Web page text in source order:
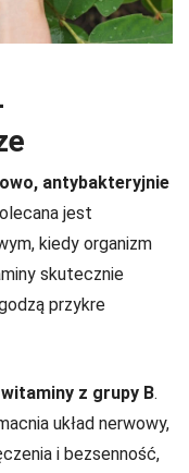
antybakteryjnie
jest
kiedy organizm
skutecznie
przykre
z grupy B.
układ nerwowy,
i bezsenność,